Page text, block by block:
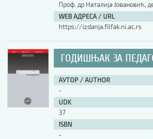
ISBN
Проф. др Наталија Јовановић,
WEB АДРЕСА / URL
https://izdanja.filfak.ni.ac.rs
ГОДИШЊАК ЗА
АУТОР / AUTHOR
-
UDK
37
ISBN
-